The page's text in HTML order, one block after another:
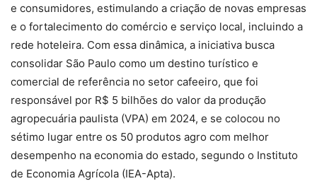
e consumidores, estimulando a criação de novas empresas
e o fortalecimento do comércio e serviço local, incluindo a
rede hoteleira. Com essa dinâmica, a iniciativa busca
consolidar São Paulo como um destino turístico e
comercial de referência no setor cafeeiro, que foi
responsável por R$ 5 bilhões do valor da produção
agropecuária paulista (VPA) em 2024, e se colocou no
sétimo lugar entre os 50 produtos agro com melhor
desempenho na economia do estado, segundo o Instituto
de Economia Agrícola (IEA-Apta).